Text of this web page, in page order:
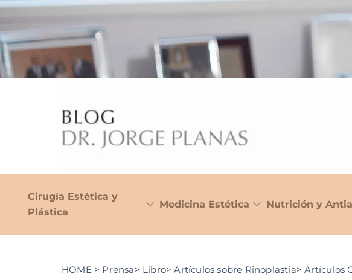
Cirugía Estética y
Plástica
Medicina Estética Nutrición y
HOME> Prensa> Libro>Artículos sobre Rinoplastia>Artículos